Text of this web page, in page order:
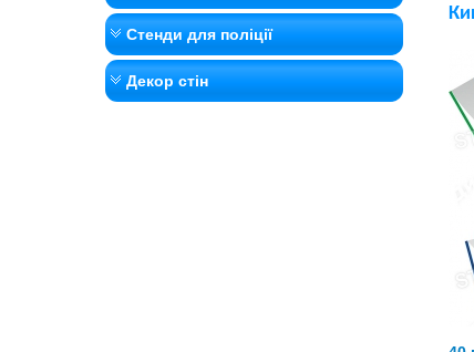
Стенди для поліції
Декор стін